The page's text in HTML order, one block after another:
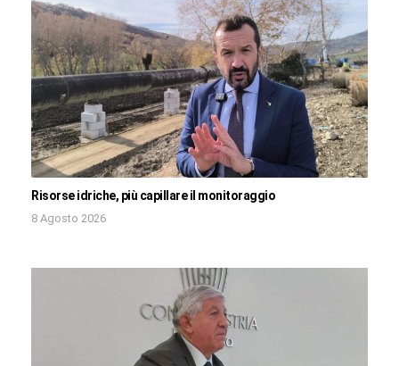
Risorse idriche, più capillare il monitoraggio
8 Agosto 2026